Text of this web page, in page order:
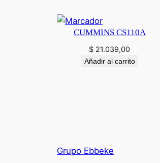
CUMMINS CS110A
$ 21.039,00
Añadir al carrito
Grupo Ebbeke